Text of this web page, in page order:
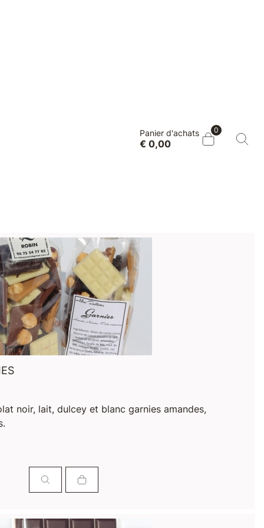
Panier d'achats
€ 0,00
0
noir, lait, dulcey et blanc garnies amandes,